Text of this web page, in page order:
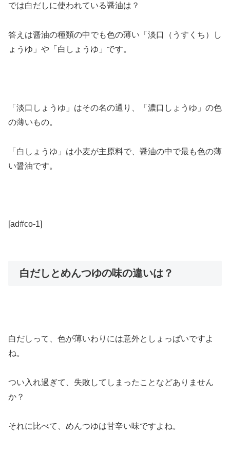
では白だしに使われている醤油は？
答えは醤油の種類の中でも色の薄い「淡口（うすくち）し
ょうゆ」や「白しょうゆ」です。
「淡口しょうゆ」はその名の通り、「濃口しょうゆ」の色
の薄いもの。
「白しょうゆ」は小麦が主原料で、醤油の中で最も色の薄
い醤油です。
[ad#co-1]
白だしとめんつゆの味の違いは？
白だしって、色が薄いわりには意外としょっぱいですよ
ね。
つい入れ過ぎて、失敗してしまったことなどありません
か？
それに比べて、めんつゆは甘辛い味ですよね。